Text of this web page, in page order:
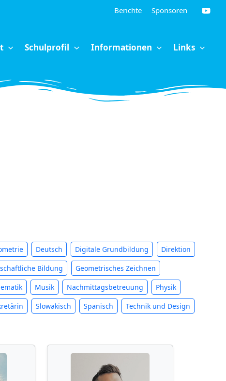
Berichte Sponsoren
Schulprofil Informationen Links
Deutsch Digitale Grundbildung Direktion
Bildung Geometrisches Zeichnen
Musik Nachmittagsbetreuung Physik
Slowakisch Spanisch Technik und Design